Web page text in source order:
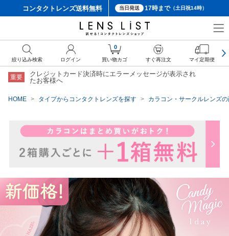
コンタクトレンズ送料無料 当日発送 17時まで（土日祝14時）
重要
クレジットカード決済時にエラーメッセージが表示され
たお客様へ
HOME タイプからコンタクトレンズを探す カラコン・サークルレンズ
絞り込み検索 ログイン
0
買い物カゴ すぐ再注文 マイ定期便
クーポン詳細